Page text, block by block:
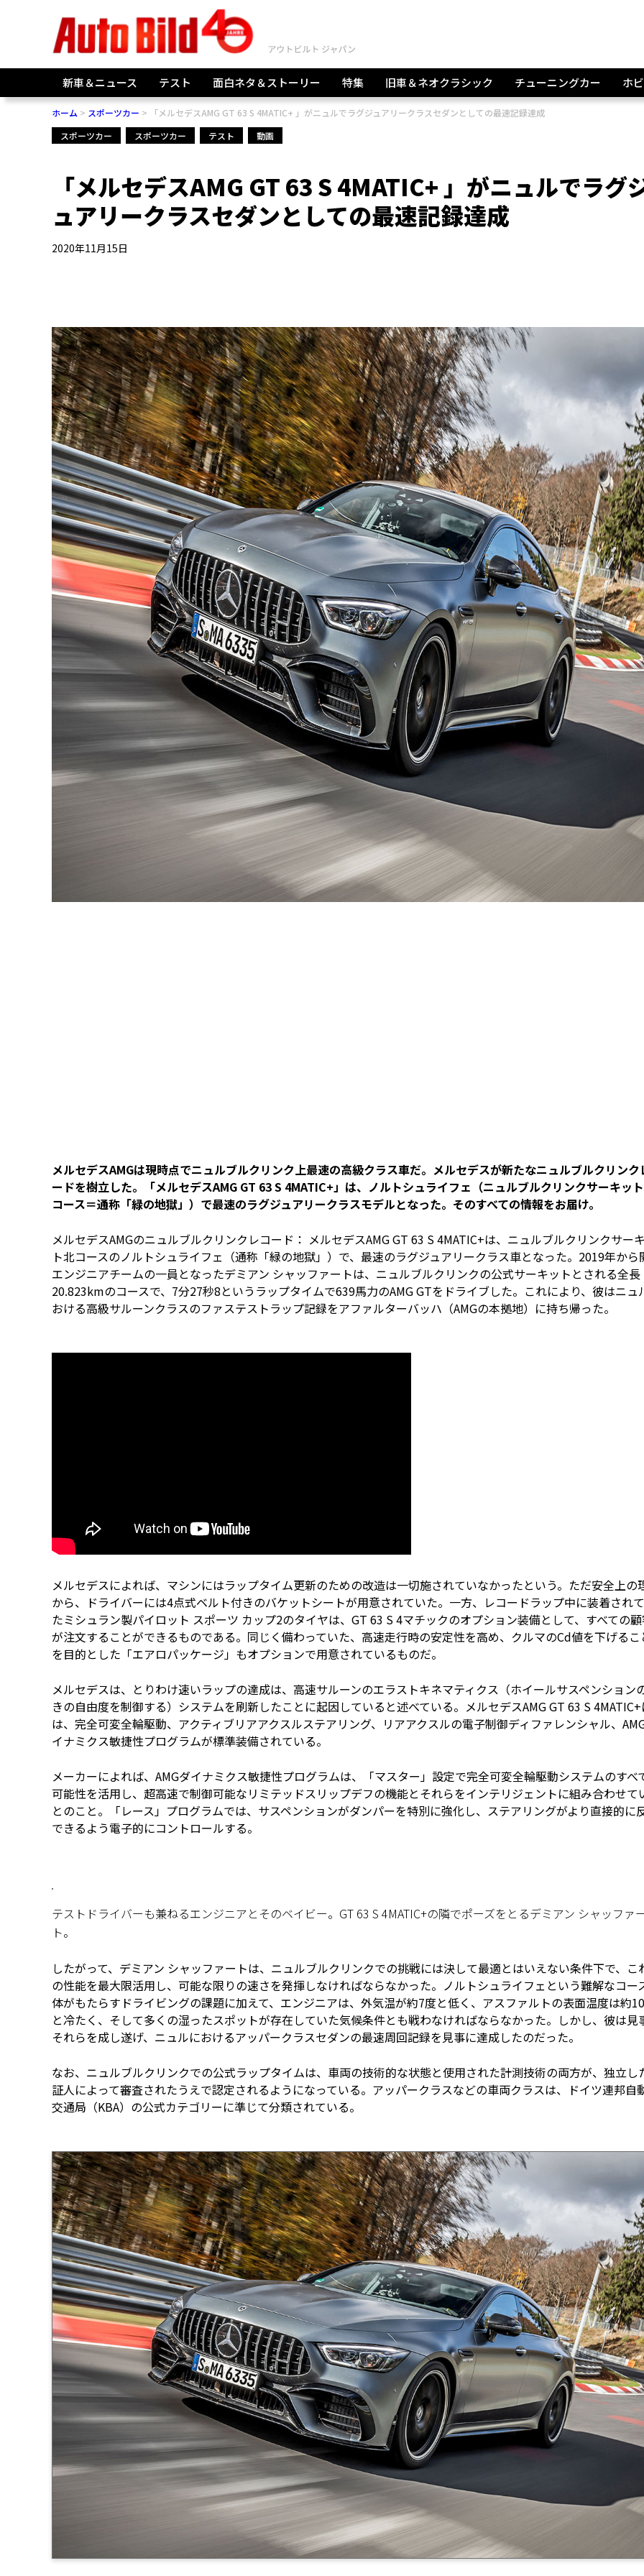
新車＆ニュース テスト 面白ネタ＆ストーリー 特集 旧車＆ネオクラシック チューニングカー ホ
ホーム スポーツカー
「メルセデスAMG GT 63 S 4MATIC+ 」がニュルでラグジュアリークラスセダンとしての最速記録達成
スポーツカー
スポーツカー テスト 動画
「メルセデスAMG GT 63 S 4MATIC+ 」がニュルでラグ
ュアリークラスセダンとしての最速記録達成
2020年11月15日
メルセデスAMGは現時点でニュルブルクリンク上最速の高級クラス車だ。メルセデスが新たなニュルブルクリンク
ードを樹立した。「メルセデスAMG GT 63 S 4MATIC+」は、ノルトシュライフェ（ニュルブルクリンクサーキッ
コース＝通称「緑の地獄」）で最速のラグジュアリークラスモデルとなった。そのすべての情報をお届け。
メルセデスAMGのニュルブルクリンクレコード： メルセデスAMG GT 63 S 4MATIC+は、ニュルブルクリンクサー
ト北コースのノルトシュライフェ（通称「緑の地獄」）で、最速のラグジュアリークラス車となった。2019年から
エンジニアチームの一員となったデミアン シャッファートは、ニュルブルクリンクの公式サーキットとされる全長
20.823kmのコースで、7分27秒8というラップタイムで639馬力のAMG GTをドライブした。これにより、彼はニュ
おける高級サルーンクラスのファステストラップ記録をアファルターバッハ（AMGの本拠地）に持ち帰った。
メルセデスによれば、マシンにはラップタイム更新のための改造は一切施されていなかったという。ただ安全上の
から、ドライバーには4点式ベルト付きのバケットシートが用意されていた。一方、レコードラップ中に装着され
たミシュラン製パイロット スポーツ カップ2のタイヤは、GT 63 S 4マチックのオプション装備として、すべての
が注文することができるものである。同じく備わっていた、高速走行時の安定性を高め、クルマのCd値を下げるこ
を目的とした「エアロパッケージ」もオプションで用意されているものだ。
メルセデスは、とりわけ速いラップの達成は、高速サルーンのエラストキネマティクス（ホイールサスペンション
きの自由度を制御する）システムを刷新したことに起因していると述べている。メルセデスAMG GT 63 S 4MATIC+
は、完全可変全輪駆動、アクティブリアアクスルステアリング、リアアクスルの電子制御ディファレンシャル、
イナミクス敏捷性プログラムが標準装備されている。
メーカーによれば、AMGダイナミクス敏捷性プログラムは、「マスター」設定で完全可変全輪駆動システムのすべ
可能性を活用し、超高速で制御可能なリミテッドスリップデフの機能とそれらをインテリジェントに組み合わせて
とのこと。「レース」プログラムでは、サスペンションがダンパーを特別に強化し、ステアリングがより直接的に
できるよう電子的にコントロールする。
テストドライバーも兼ねるエンジニアとそのベイビー。GT 63 S 4MATIC+の隣でポーズをとるデミアン シャッファ
ト。
したがって、デミアン シャッファートは、ニュルブルクリンクでの挑戦には決して最適とはいえない条件下で、こ
の性能を最大限活用し、可能な限りの速さを発揮しなければならなかった。ノルトシュライフェという難解なコー
体がもたらすドライビングの課題に加えて、エンジニアは、外気温が約7度と低く、アスファルトの表面温度は約
と冷たく、そして多くの湿ったスポットが存在していた気候条件とも戦わなければならなかった。しかし、彼は見
それらを成し遂げ、ニュルにおけるアッパークラスセダンの最速周回記録を見事に達成したのだった。
なお、ニュルブルクリンクでの公式ラップタイムは、車両の技術的な状態と使用された計測技術の両方が、独立し
証人によって審査されたうえで認定されるようになっている。アッパークラスなどの車両クラスは、ドイツ連邦自
交通局（KBA）の公式カテゴリーに準じて分類されている。